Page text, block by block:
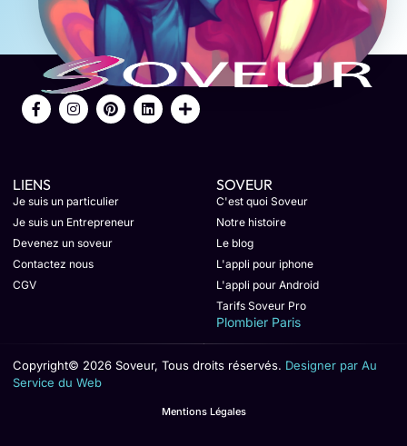
LIENS
Je suis un particulier
Je suis un Entrepreneur
Devenez un soveur
Contactez nous
CGV
SOVEUR
C'est quoi Soveur
Notre histoire
Le blog
L'appli pour iphone
L'appli pour Android
Tarifs Soveur Pro
Plombier Paris
Copyright© 2026 Soveur, Tous droits réservés. Designer par Au
Service du Web
Mentions Légales